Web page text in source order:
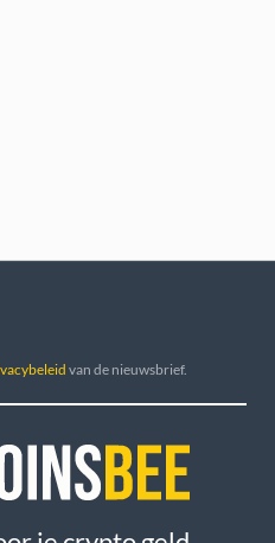
van de nieuwsbrief.